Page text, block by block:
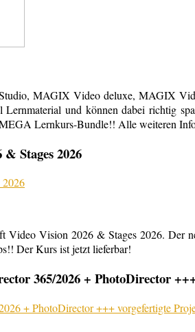
MAGIX Video deluxe, MAGIX
und können dabei richtig
Lernkurs-Bundle!! Alle weiteren
Stages 2026
Vision 2026 & Stages 2026. Der
Der Kurs ist jetzt lieferbar!
365/2026 + PhotoDirector